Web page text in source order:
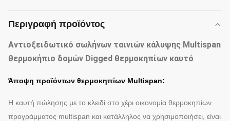
Περιγραφή προϊόντος
Αντιοξειδωτικό σωλήνων ταινιών κάλυψης Multispan
θερμοκήπιο δομών Digged θερμοκηπίων καυτό
Άποψη προϊόντων θερμοκηπίων Multispan:
Η καυτή πώλησης με το κλειδί στο χέρι οικονομία θερμοκηπίων
προγράμματος multispan και κατάλληλος να χρησιμοποιήσει, είναι